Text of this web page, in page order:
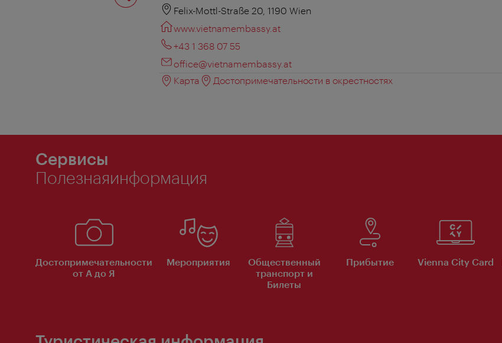
Felix-Mottl-Straße 20, 1190 Wien
www.vietnamembassy.at
+43 1 368 07 55
office@vietnamembassy.at
Карта
Достопримечательности в окрестностях
Сервисы
Полезнаяинформация
Достопримечательности
от А до Я
Мероприятия
Общественный
транспорт и
Билеты
Прибытие Vienna City Card